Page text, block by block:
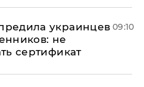
украинцев
не
сертификат
09:10